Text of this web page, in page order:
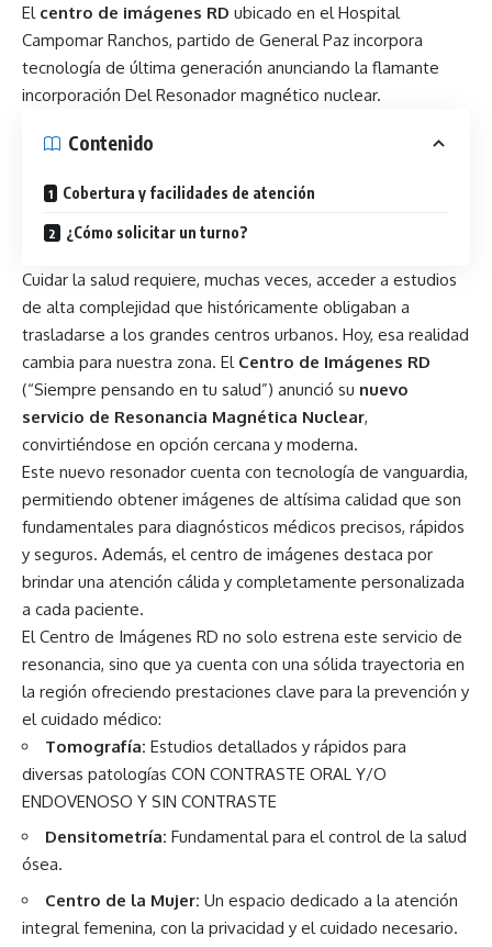
El centro de imágenes RD ubicado en el Hospital
Campomar Ranchos, partido de General Paz incorpora
tecnología de última generación anunciando la flamante
incorporación Del Resonador magnético nuclear.
Contenido
Cobertura y facilidades de atención
¿Cómo solicitar un turno?
Cuidar la salud requiere, muchas veces, acceder a estudios
de alta complejidad que históricamente obligaban a
trasladarse a los grandes centros urbanos. Hoy, esa realidad
cambia para nuestra zona. El Centro de Imágenes RD
(“Siempre pensando en tu salud”) anunció su nuevo
servicio de Resonancia Magnética Nuclear,
convirtiéndose en opción cercana y moderna.
Este nuevo resonador cuenta con tecnología de vanguardia,
permitiendo obtener imágenes de altísima calidad que son
fundamentales para diagnósticos médicos precisos, rápidos
y seguros. Además, el centro de imágenes destaca por
brindar una atención cálida y completamente personalizada
a cada paciente.
El Centro de Imágenes RD no solo estrena este servicio de
resonancia, sino que ya cuenta con una sólida trayectoria en
la región ofreciendo prestaciones clave para la prevención y
el cuidado médico:
Tomografía: Estudios detallados y rápidos para
diversas patologías CON CONTRASTE ORAL Y/O
ENDOVENOSO Y SIN CONTRASTE
Densitometría: Fundamental para el control de la salud
ósea.
Centro de la Mujer: Un espacio dedicado a la atención
integral femenina, con la privacidad y el cuidado necesario.